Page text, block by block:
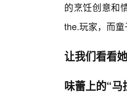
的烹饪创意和
the.玩家，而
让我们看看
味蕾上的“马